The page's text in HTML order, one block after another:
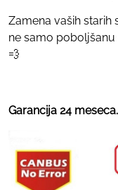
Zamena vaših starih
ne samo
💨
Garancija 24 meseca.